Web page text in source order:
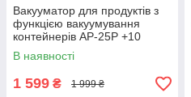
Вакууматор для продуктів з
функцією вакуумування
контейнерів AP-25P +10
пакетів в комплекті
В наявності
1 599 ₴ 1 999 ₴